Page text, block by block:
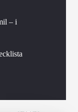
– i